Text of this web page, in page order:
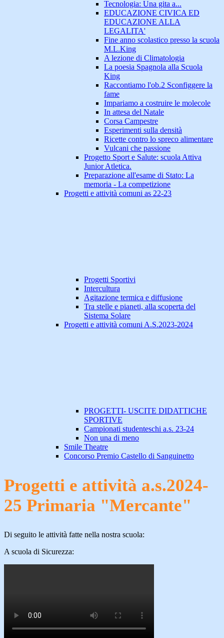
Tecnologia: Una gita a...
EDUCAZIONE CIVICA ED
EDUCAZIONE ALLA
LEGALITA'
Fine anno scolastico presso la scuola
M.L.King
A lezione di Climatologia
La poesia Spagnola alla Scuola
King
Raccontiamo l'ob.2 Sconfiggere la
fame
Impariamo a costruire le molecole
In attesa del Natale
Corsa Campestre
Esperimenti sulla densità
Ricette contro lo spreco alimentare
Vulcani che passione
Progetto Sport e Salute: scuola Attiva
Junior Atletica.
Preparazione all'esame di Stato: La
memoria - La competizione
Progetti e attività comuni as 22-23
Progetti Sportivi
Intercultura
Agitazione termica e diffusione
Tra stelle e pianeti, alla scoperta del
Sistema Solare
Progetti e attività comuni A.S.2023-2024
PROGETTI- USCITE DIDATTICHE
SPORTIVE
Campionati studenteschi a.s. 23-24
Non una di meno
Smile Theatre
Concorso Premio Castello di Sanguinetto
Progetti e attività a.s.2024-
25 Primaria "Mercante"
Di seguito le attività fatte nella nostra scuola:
A scuola di Sicurezza: